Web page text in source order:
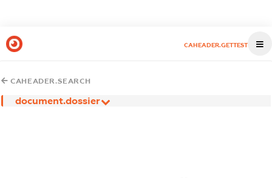
CAHEADER.GETTEST
CAHEADER.SEARCH
document.dossier